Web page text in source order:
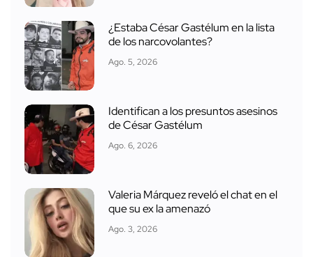
¿Estaba César Gastélum en la lista
de los narcovolantes?
Ago. 5, 2026
Identifican a los presuntos asesinos
de César Gastélum
Ago. 6, 2026
Valeria Márquez reveló el chat en el
que su ex la amenazó
Ago. 3, 2026